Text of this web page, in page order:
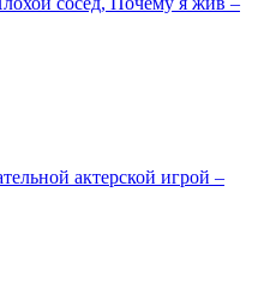
актерской игрой –